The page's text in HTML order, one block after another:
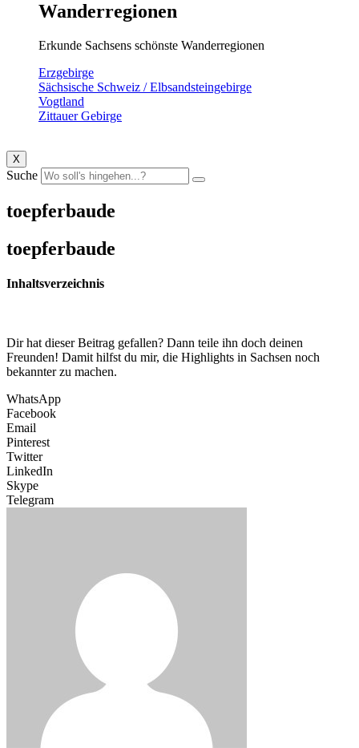
Wanderregionen
Erkunde Sachsens schönste Wanderregionen
Erzgebirge
Sächsische Schweiz / Elbsandsteingebirge
Vogtland
Zittauer Gebirge
X
Suche
toepferbaude
toepferbaude
Inhaltsverzeichnis
Dir hat dieser Beitrag gefallen? Dann teile ihn doch deinen
Freunden! Damit hilfst du mir, die Highlights in Sachsen noch
bekannter zu machen.
WhatsApp
Facebook
Email
Pinterest
Twitter
LinkedIn
Skype
Telegram